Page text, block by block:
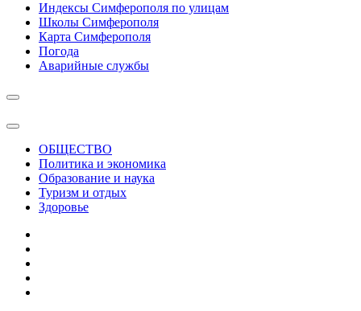
Симферополь городской сайт
Индексы Симферополя по улицам
Школы Симферополя
Карта Симферополя
Погода
Аварийные службы
ОБЩЕСТВО
Политика и экономика
Образование и наука
Туризм и отдых
Здоровье